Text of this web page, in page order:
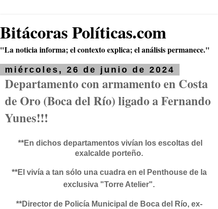
Bitácoras Políticas.com
"La noticia informa; el contexto explica; el análisis permanece."
miércoles, 26 de junio de 2024
Departamento con armamento en Costa
de Oro (Boca del Río) ligado a Fernando
Yunes!!!
**En dichos departamentos vivían los escoltas del
exalcalde porteño.
**El vivía a tan sólo una cuadra en el Penthouse de la
exclusiva "Torre Atelier".
**Director de Policía Municipal de Boca del Río, ex-